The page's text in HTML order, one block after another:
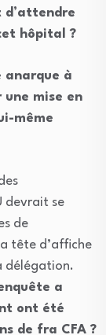
d’attendre
hôpital ?
anarque à
mise en
même
devrait se
de
tête d’affiche
délégation.
a
ont été
de fra CFA ?